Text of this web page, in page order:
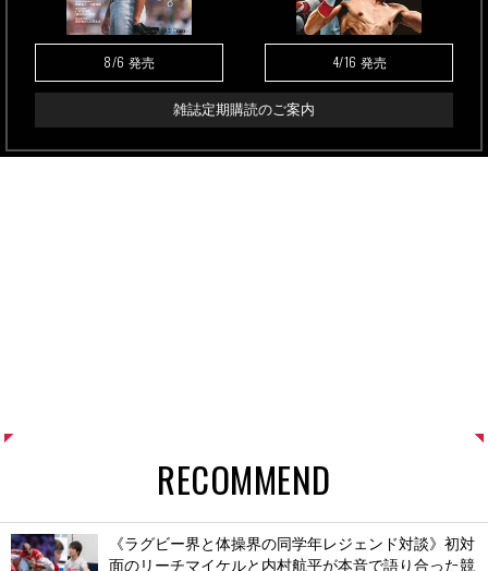
8/6 発売 4/16 発売
雑誌定期購読のご案内
RECOMMEND
《ラグビー界と体操界の同学年レジェンド対談》初対
面のリーチマイケルと内村航平が本音で語り合った競